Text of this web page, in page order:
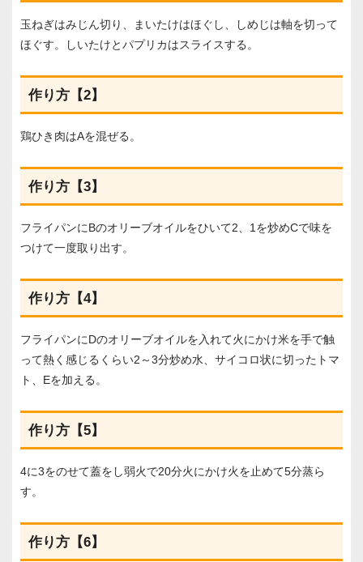
玉ねぎはみじん切り、まいたけはほぐし、しめじは軸を切って
ほぐす。しいたけとパプリカはスライスする。
作り方【2】
鶏ひき肉はAを混ぜる。
作り方【3】
フライパンにBのオリーブオイルをひいて2、1を炒めCで味を
つけて一度取り出す。
作り方【4】
フライパンにDのオリーブオイルを入れて火にかけ米を手で触
って熱く感じるくらい2～3分炒め水、サイコロ状に切ったトマ
ト、Eを加える。
作り方【5】
4に3をのせて蓋をし弱火で20分火にかけ火を止めて5分蒸ら
す。
作り方【6】